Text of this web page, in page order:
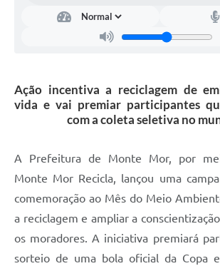
Ação incentiva a reciclagem de
vida e vai premiar participantes
com a coleta seletiva no
A Prefeitura de Monte Mor, por
Monte Mor Recicla, lançou uma
comemoração ao Mês do Meio
a reciclagem e ampliar a
os moradores. A iniciativa premiará
sorteio de uma bola oficial da Copa